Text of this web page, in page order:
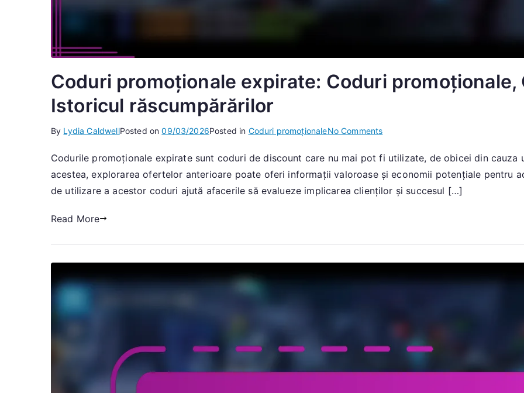
Coduri promoționale expirate: Coduri
Istoricul răscumpărărilor
By Lydia CaldwellPosted on09/03/2026Posted in Coduri promoționaleNo Commentson
promoționale
expirate:
Coduri
Istoricul
răscumpărărilor
Codurile promoționale expirate sunt coduri de discount care nu mai pot fi utilizate, de obicei din cauza
acestea, explorarea ofertelor anterioare poate oferi informații valoroase și economii potențiale pentru
de utilizare a acestor coduri ajută afacerile să evalueze implicarea clienților și succesul […]
Read More